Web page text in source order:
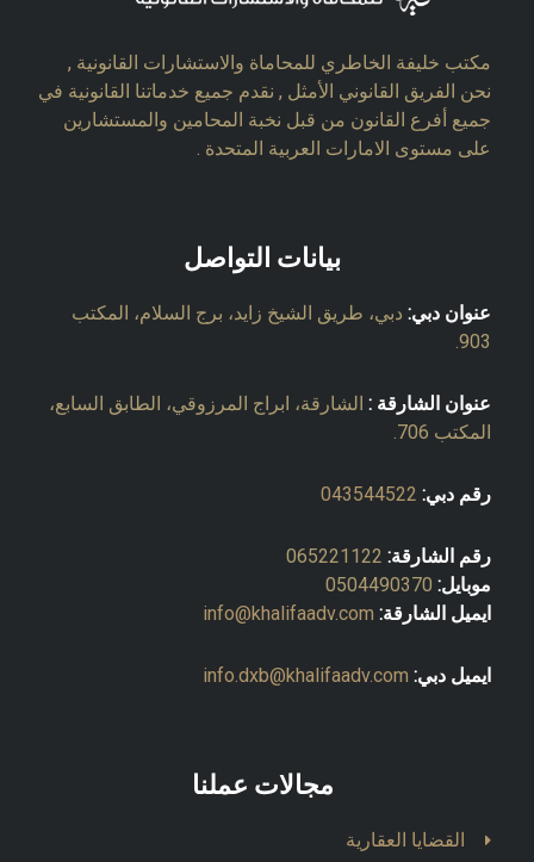
مكتب خليفة الخاطري للمحاماة والاستشارات القانونية ,
نحن الفريق القانوني الأمثل , نقدم جميع خدماتنا القانونية في
جميع أفرع القانون من قبل نخبة المحامين والمستشارين
على مستوى الامارات العربية المتحدة .
بيانات التواصل
عنوان دبي: دبي، طريق الشيخ زايد، برج السلام، المكتب
903.
عنوان الشارقة : الشارقة، ابراج المرزوقي، الطابق السابع،
المكتب 706.
رقم دبي: 043544522
رقم الشارقة: 065221122
موبايل: 0504490370
ايميل الشارقة: info@khalifaadv.com
ايميل دبي: info.dxb@khalifaadv.com
مجالات عملنا
القضايا العقارية